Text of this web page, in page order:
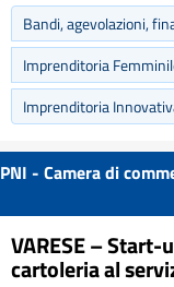
Bandi, agevolazioni,
Imprenditoria
Imprenditoria
PNI - Camera di
VARESE –
cartoleria al